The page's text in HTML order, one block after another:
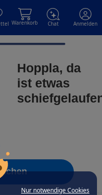
Nur notwendige Cookies
Warenkorb Chat Anmelden
Hoppla, da
ist etwas